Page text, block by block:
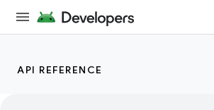
API REFERENCE